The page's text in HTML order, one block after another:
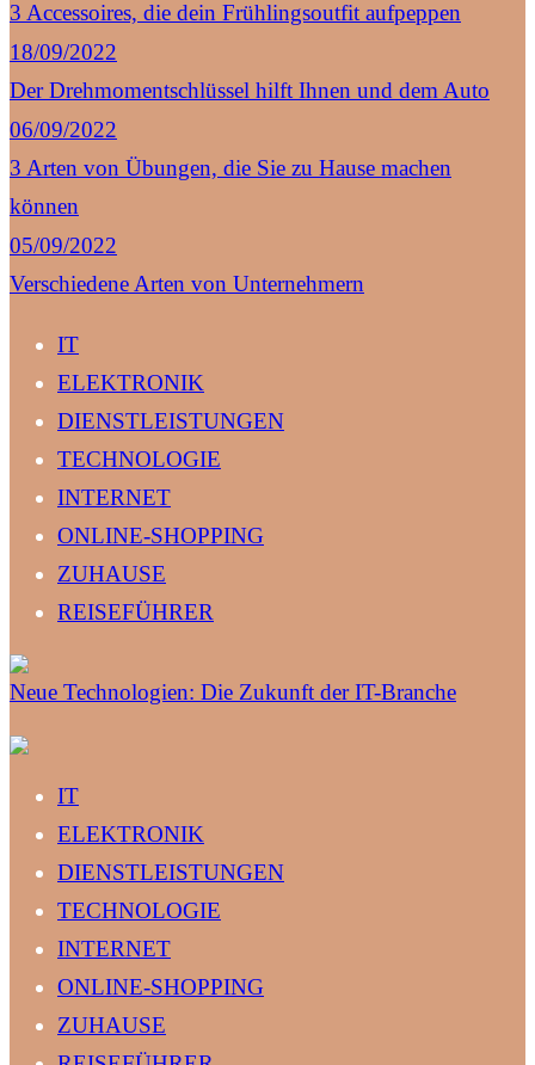
3 Accessoires, die dein Frühlingsoutfit aufpeppen
18/09/2022
Der Drehmomentschlüssel hilft Ihnen und dem Auto
06/09/2022
3 Arten von Übungen, die Sie zu Hause machen
können
05/09/2022
Verschiedene Arten von Unternehmern
IT
ELEKTRONIK
DIENSTLEISTUNGEN
TECHNOLOGIE
INTERNET
ONLINE-SHOPPING
ZUHAUSE
REISEFÜHRER
Neue Technologien: Die Zukunft der IT-Branche
IT
ELEKTRONIK
DIENSTLEISTUNGEN
TECHNOLOGIE
INTERNET
ONLINE-SHOPPING
ZUHAUSE